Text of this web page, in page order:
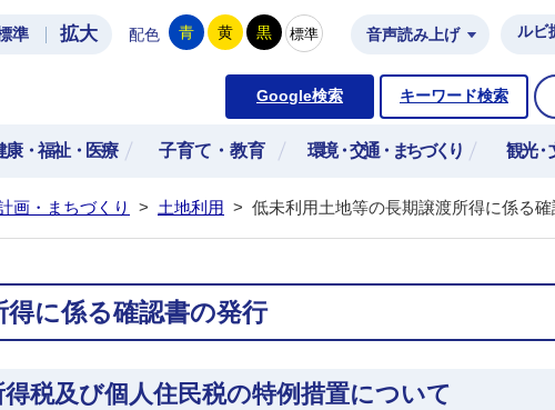
土浦市公式ホームページ
準 拡大 配色 青 黄 黒 標準 音声読み上げ ルビ
Google検索 キーワード検索
康・福祉・医療 子育て・教育 環境・交通・まちづくり 観光・
画・まちづくり > 土地利用 > 低未利用土地等の長期譲渡所得に係る
に係る確認書の発行
税及び個人住民税の特例措置について